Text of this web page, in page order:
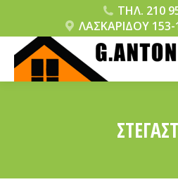
ΤΗΛ. 210
ΛΑΣΚΑΡΙΔΟΥ